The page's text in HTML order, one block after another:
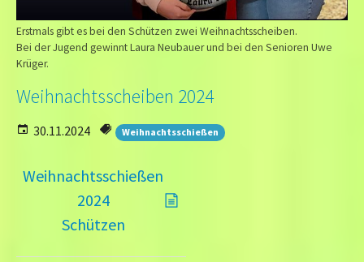
Erstmals gibt es bei den Schützen zwei Weihnachtsscheiben.
Bei der Jugend gewinnt Laura Neubauer und bei den Senioren Uwe
Krüger.
Weihnachtsscheiben 2024
30.11.2024 Weihnachtsschießen
Weihnachtsschießen
2024
Schützen